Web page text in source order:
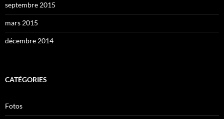
septembre 2015
mars 2015
décembre 2014
CATÉGORIES
Fotos